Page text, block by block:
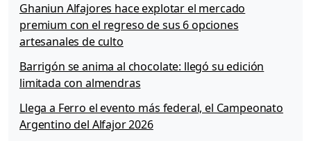
Ghaniun Alfajores hace explotar el mercado
premium con el regreso de sus 6 opciones
artesanales de culto
Barrigón se anima al chocolate: llegó su edición
limitada con almendras
Llega a Ferro el evento más federal, el Campeonato
Argentino del Alfajor 2026